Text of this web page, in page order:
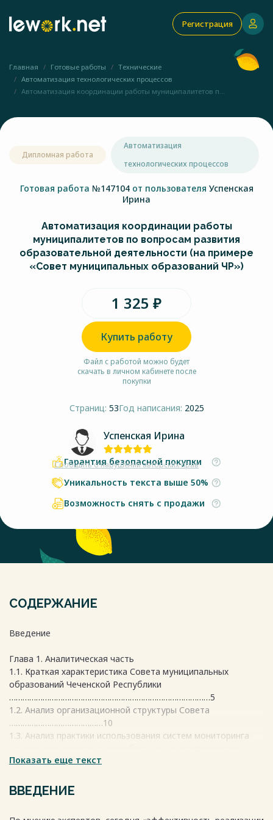
Регистрация
Главная Готовые работы
Технические
Автоматизация технологических процессов
Автоматизация координации работы муниципалитетов п...
Дипломная работа
Автоматизация
технологических процессов
Готовая работа №147104 от пользователя Успенская
Ирина
Автоматизация координации работы
муниципалитетов по вопросам развития
образовательной деятельности (на примере
«Совет муниципальных образований ЧР»)
1 325 ₽
Купить работу
Файл с работой можно будет
скачать в личном кабинете после
покупки
Страниц: 53Год написания: 2025
Успенская Ирина
Сообщить о нарушении авторских прав
Гарантия безопасной покупки
Уникальность текста выше 50%
Возможность снять с продажи
СОДЕРЖАНИЕ
Введение
Глава 1. Аналитическая часть
1.1. Краткая характеристика Совета муниципальных
образований Чеченской Республики
………………………………………………………………………………5
1.2. Анализ организационной структуры Совета
……………………………………10
1.3. Анализ практики использования систем мониторинга
вопросам развития образовательной деятельности …12
Глава 2. Специальная часть
2.1. Предложение по автоматизации Совета
Показать еще текст
ВВЕДЕНИЕ